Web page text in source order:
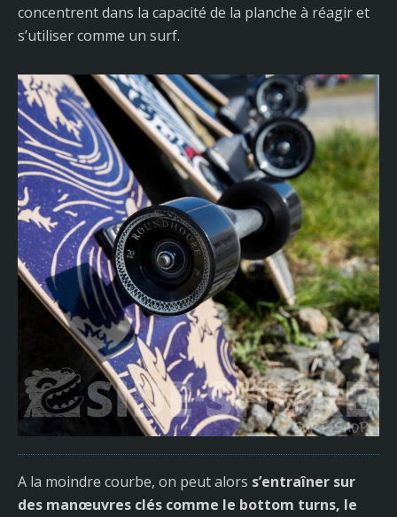
concentrent dans la capacité de la planche à réagir et
s’utiliser comme un surf.
A la moindre courbe, on peut alors s’entraîner sur
des manœuvres clés comme le bottom turns, le